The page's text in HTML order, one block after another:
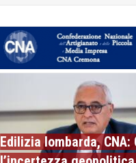
Edilizia lombarda, CNA: